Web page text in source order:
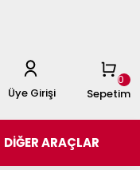
Sepetim
0
Üye Girişi
DİĞER ARAÇLAR